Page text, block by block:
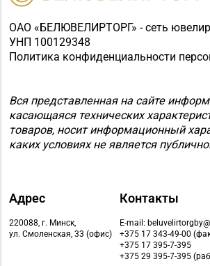
ОАО «БЕЛЮВЕЛИРТОРГ» - сеть
УНП 100129348
Политика конфиденциальности
Вся представленная на сайте
касающаяся технических
товаров, носит информационный
каких условиях не является
Адрес
220088, г. Минск,
ул. Смоленская, 33 (офис)
Контакты
E-mail:
+375 17 343-49-00
+375 17 395-7-395
+375 29 395-7-395